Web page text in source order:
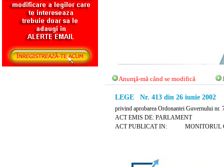
Anunţă-mă când se modifică
LEGE Nr. 413 din 26 iunie 2002
privind aprobarea Ordonantei Guvernului
ACT EMIS DE: PARLAMENT
ACT PUBLICAT IN: MONITORUL